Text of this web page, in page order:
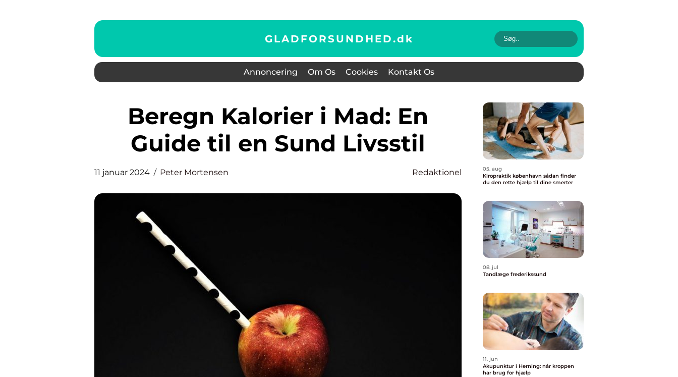
GLADFORSUNDHED.dk
Annoncering Om Os Cookies Kontakt Os
Beregn Kalorier i Mad: En
Guide til en Sund Livsstil
11 januar 2024 Peter Mortensen Redaktionel
05. aug
Kiropraktik københavn sådan finder
du den rette hjælp til dine smerter
08. jul
Tandlæge frederikssund
11. jun
Akupunktur i Herning: når kroppen
har brug for hjælp